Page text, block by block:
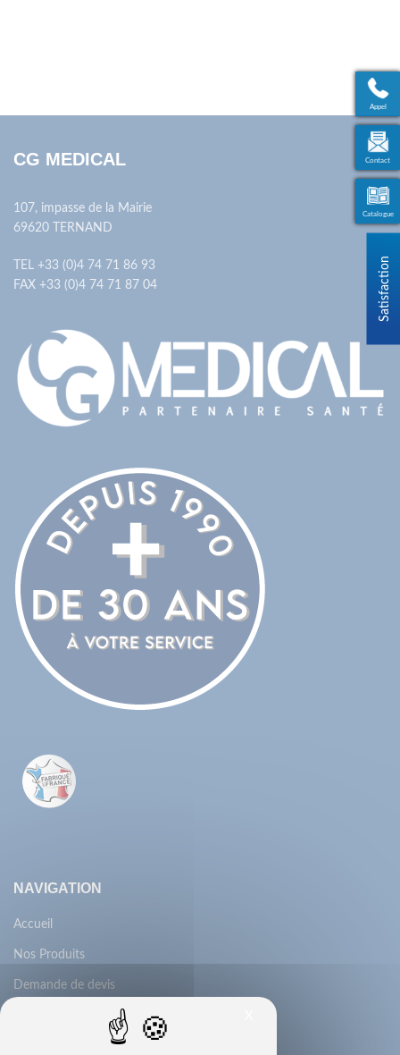
CG MEDICAL
107, impasse de la Mairie
69620 TERNAND
TEL +33 (0)4 74 71 86 93
FAX +33 (0)4 74 71 87 04
NAVIGATION
Accueil
Nos Produits
Demande de devis
Qui Sommes-nous
Appel
Contact
Catalogue